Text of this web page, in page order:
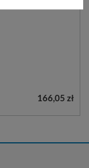
166,05 zł